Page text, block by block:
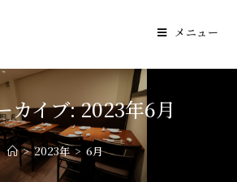
メニュー
カイブ: 2023年6月
> 2023年 > 6月